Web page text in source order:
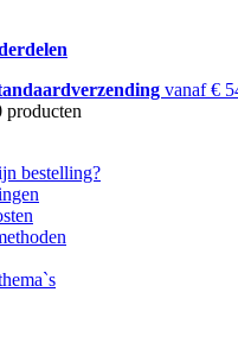
vanaf €
producten
bestelling?